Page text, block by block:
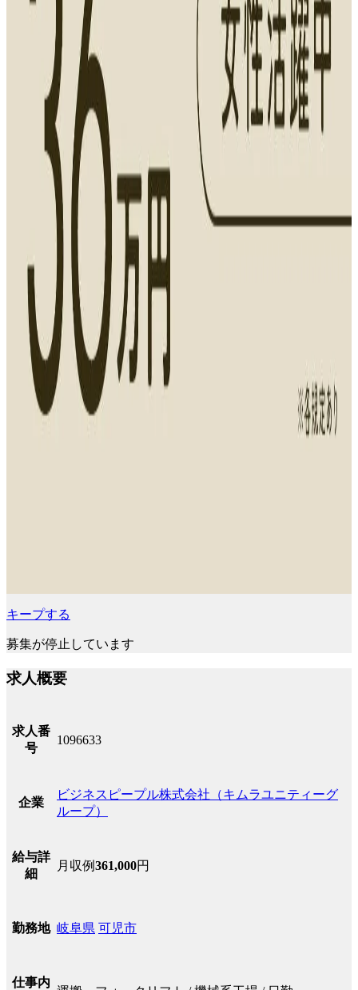
キープする
募集が停止しています
求人概要
求人番
号
1096633
企業
ビジネスピープル株式会社（キムラユニティーグ
ループ）
給与詳
細
月収例361,000円
勤務地 岐阜県 可児市
仕事内